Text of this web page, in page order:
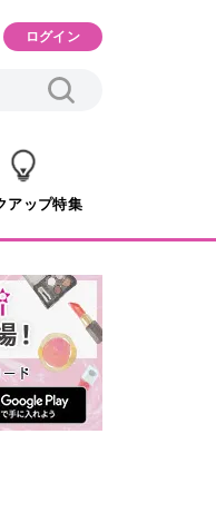
ログイン
アップ特集